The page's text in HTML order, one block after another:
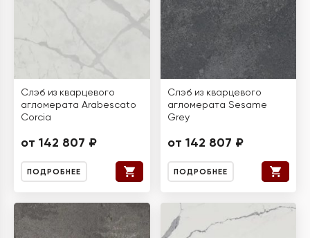
Слэб из кварцевого
агломерата Arabescato
Corcia
от 142 807 ₽
ПОДРОБНЕЕ
Слэб из кварцевого
агломерата Sesame
Grey
от 142 807 ₽
ПОДРОБНЕЕ